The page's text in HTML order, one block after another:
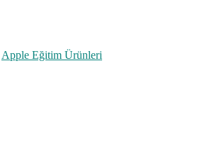
Apple Eğitim Ürünleri